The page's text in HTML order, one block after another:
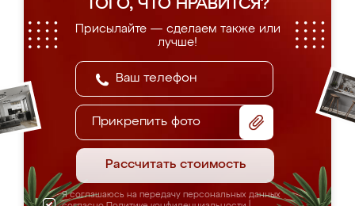
ТОГО, ЧТО НРАВИТСЯ?
Присылайте — сделаем также или
лучше!
Прикрепить фото
Рассчитать стоимость
Я соглашаюсь на передачу персональных данных